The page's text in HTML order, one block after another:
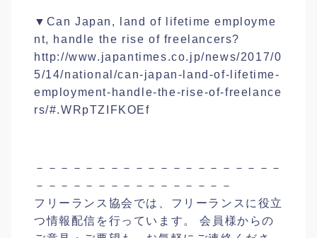
▼Can Japan, land of lifetime employme
nt, handle the rise of freelancers?
http://www.japantimes.co.jp/news/2017/0
5/14/national/can-japan-land-of-lifetime-
employment-handle-the-rise-of-freelance
rs/#.WRpTZIFKOEf
－－－－－－－－－－－－－－－－－－－－
－－－－－－－－－－－－－－－－
フリーランス協会では、フリーランスに役立
つ情報配信を行っています。 会員様からの